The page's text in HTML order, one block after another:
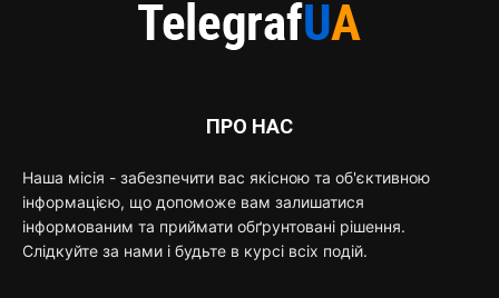
ПРО НАС
Наша місія - забезпечити вас якісною та об'єктивною
інформацією, що допоможе вам залишатися
інформованим та приймати обґрунтовані рішення.
Слідкуйте за нами і будьте в курсі всіх подій.